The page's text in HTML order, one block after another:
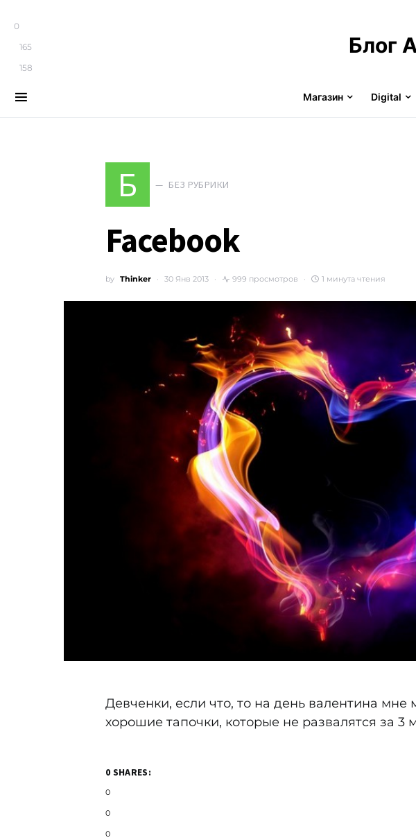
0
165
158
Блог
Магазин Digital
Б БЕЗ РУБРИКИ
Facebook
by Thinker 30 Янв 2013 999 просмотров 1 минута чтения
Девченки, если что, то на день валентина
хорошие тапочки, которые не развалятся за 3
0 SHARES:
0
0
0